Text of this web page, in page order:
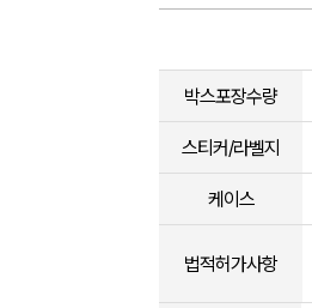
박스포장수량
스티커/라벨지
케이스
법적허가사항